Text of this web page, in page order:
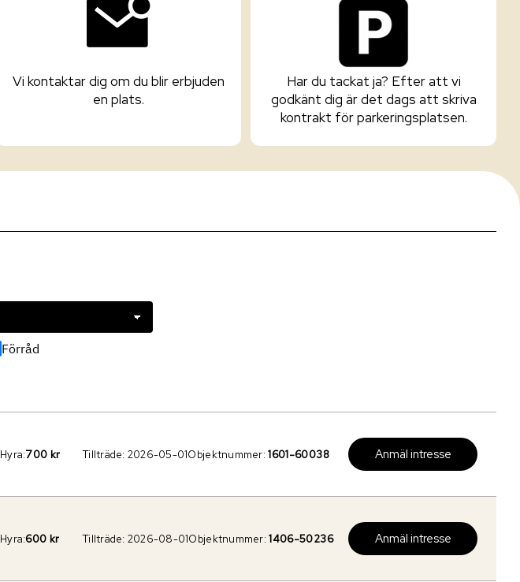
Vi kontaktar dig om du blir erbjuden
en plats.
Har du tackat ja? Efter att vi
godkänt dig är det dags att skriva
kontrakt för parkeringsplatsen.
Förråd
Hyra:700 kr Tillträde: 2026-05-01Objektnummer:1601-60038 Anmäl intresse
Hyra:600 kr Tillträde: 2026-08-01Objektnummer:1406-50236 Anmäl intresse